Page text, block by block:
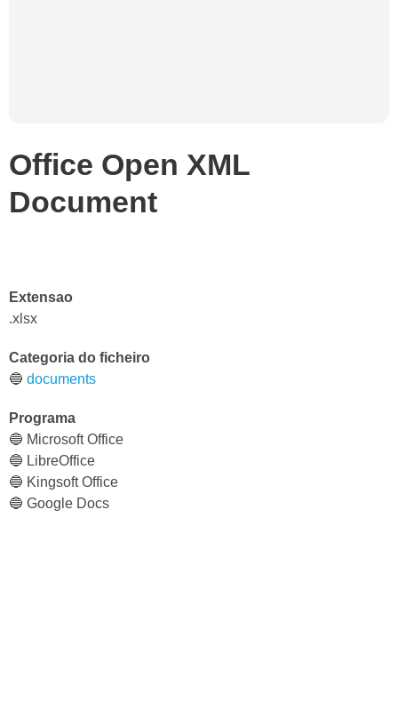
Office Open XML
Document
Extensao
.xlsx
Categoria do ficheiro
🔵 documents
Programa
🔵 Microsoft Office
🔵 LibreOffice
🔵 Kingsoft Office
🔵 Google Docs